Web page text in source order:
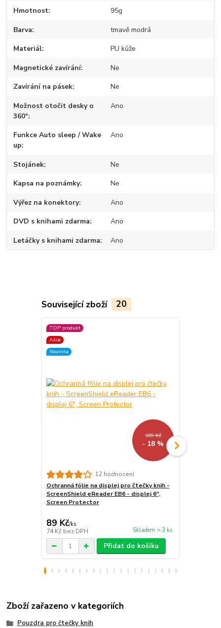
Hmotnost 95g
Barva tmavě modrá
Materiál PU kůže
Magnetické zavírání Ne
Zavírání na pásek Ne
Možnost otočit desky o
360°
Ano
Funkce Auto sleep / Wake
up
Ano
Stojánek Ne
Kapsa na poznámky Ne
Výřez na konektory Ano
DVD s knihami zdarma Ano
Letáčky s knihami zdarma Ano
Související zboží 20
TOP produkt
Akce
Novinka
109 Kč
- 18 %
12 hodnocení
Ochranná fólie na displej pro čtečky knih -
ScreenShield eReader EB6 - displej 6",
Screen Protector
89 Kč/ks
74 Kč bez DPH Skladem > 3 ks
Přidat do košíku
Zboží zařazeno v kategoriích
Pouzdra pro čtečky knih